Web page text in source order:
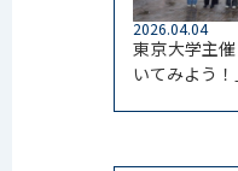
2026.04.04
東京大学主
いてみよう